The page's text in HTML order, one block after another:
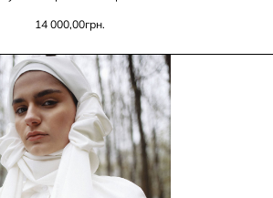
грн.
14 000,00